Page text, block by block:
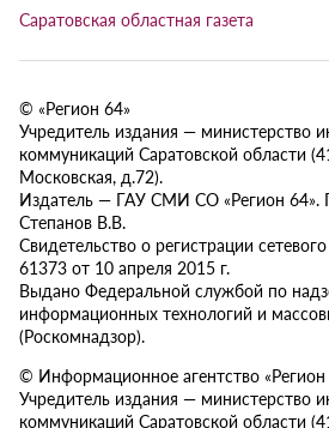
Саратовская областная газета
© «Регион 64»
Учредитель издания — министерство
коммуникаций Саратовской области
Московская, д.72).
Издатель — ГАУ СМИ СО «Регион 64».
Степанов В.В.
Свидетельство о регистрации
61373 от 10 апреля 2015 г.
Выдано Федеральной службой по
информационных технологий и
(Роскомнадзор).
© Информационное агентство «Регион
Учредитель издания — министерство
коммуникаций Саратовской области